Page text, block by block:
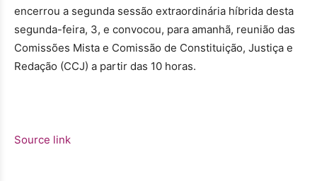
encerrou a segunda sessão extraordinária híbrida desta
segunda-feira, 3, e convocou, para amanhã, reunião das
Comissões Mista e Comissão de Constituição, Justiça e
Redação (CCJ) a partir das 10 horas.
Source link